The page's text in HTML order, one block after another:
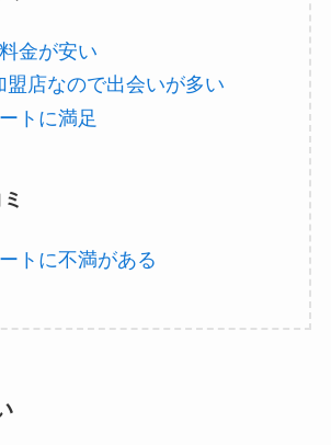
金が安い
盟店なので出会いが多い
トに満足
トに不満がある